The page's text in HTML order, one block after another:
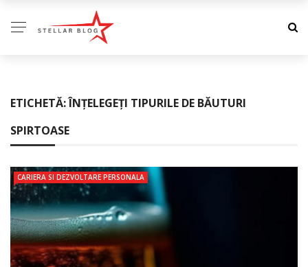
ETICHETĂ:ÎNȚELEGEȚI TIPURILE DE BĂUTURI
SPIRTOASE
CARIERA SI DEZVOLTARE PERSONALA